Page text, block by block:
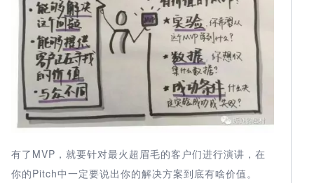
有了MVP，就要针对最火超眉毛的客户们进行演讲，在
你的Pitch中一定要说出你的解决方案到底有啥价值。